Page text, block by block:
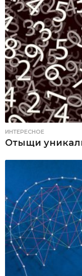
ИНТЕРЕСНОЕ
Отыщи